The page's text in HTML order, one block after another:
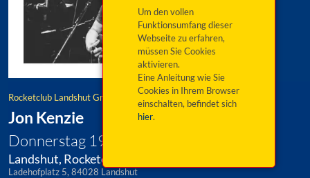
Um den vollen
Funktionsumfang dieser
Webseite zu erfahren,
müssen Sie Cookies
aktivieren.
Eine Anleitung wie Sie
Cookies in Ihrem Browser
einschalten, befindet sich
hier.
Rocketclub Landshut GmbH
Jon Kenzie
Donnerstag 19. November 2026
Landshut, Rocketclub
Ladehofplatz 5, 84028 Landshut